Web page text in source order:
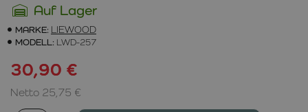
Auf Lager
MARKE: LIEWOOD
MODELL: LWD-257
30,90 €
Netto 25,75 €